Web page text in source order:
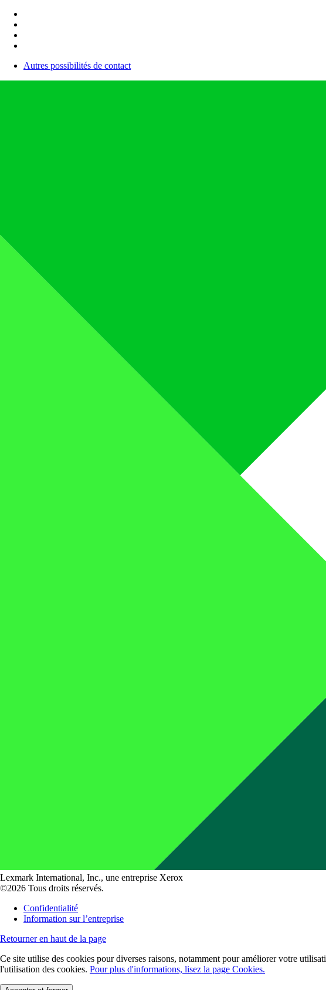
Autres possibilités de contact
Lexmark International, Inc., une entreprise Xerox
©2026 Tous droits réservés.
Confidentialité
Information sur l’entreprise
Retourner en haut de la page
Ce site utilise des cookies pour diverses raisons, notamment pour améliorer votre
l'utilisation des cookies. Pour plus d'informations, lisez la page Cookies.